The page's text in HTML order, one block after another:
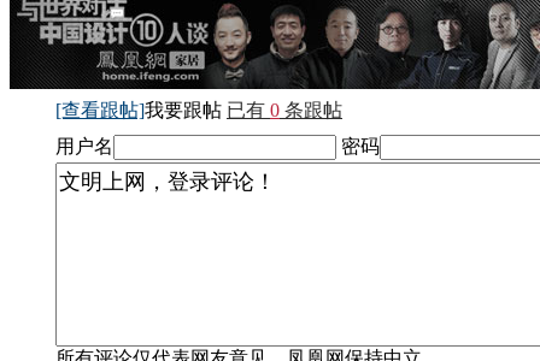
[查看跟帖]我要跟帖 已有 0 条跟帖
用户名
密码